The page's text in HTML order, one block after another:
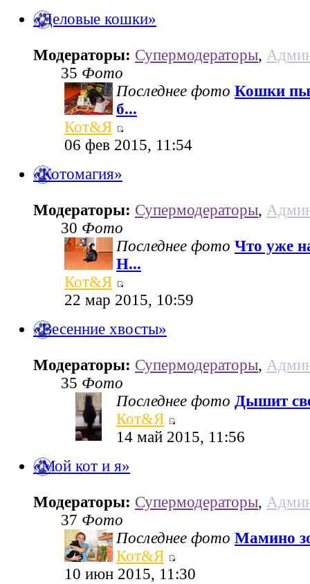
«Деловые кошки»
Модераторы: Супермодераторы,
35 Фото
Последнее фото Кошки
б...
Кот&Я
06 фев 2015, 11:54
«Котомагия»
Модераторы: Супермодераторы,
30 Фото
Последнее фото Что уже
Н...
Кот&Я
22 мар 2015, 10:59
«Весенние хвосты»
Модераторы: Супермодераторы,
35 Фото
Последнее фото Дышит
Кот&Я
14 май 2015, 11:56
«Мой кот и я»
Модераторы: Супермодераторы,
37 Фото
Последнее фото Мамино
Кот&Я
10 июн 2015, 11:30